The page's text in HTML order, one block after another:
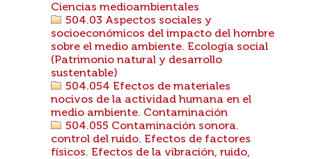
Ciencias medioambientales
504.03 Aspectos sociales y
socioeconómicos del impacto del hombre
sobre el medio ambiente. Ecología social
(Patrimonio natural y desarrollo
sustentable)
504.054 Efectos de materiales
nocivos de la actividad humana en el
medio ambiente. Contaminación
504.055 Contaminación sonora.
control del ruido. Efectos de factores
físicos. Efectos de la vibración, ruido,